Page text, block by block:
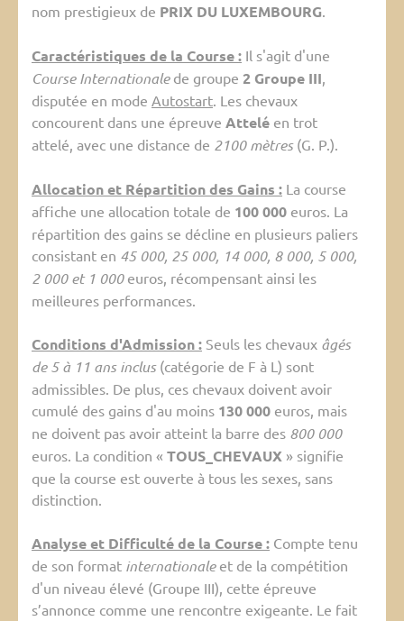
nom prestigieux de PRIX DU LUXEMBOURG.
Caractéristiques de la Course : Il s'agit d'une
Course Internationalede groupe 2 Groupe III,
disputée en mode Autostart. Les chevaux
concourent dans une épreuve Attelé en trot
attelé, avec une distance de 2100 mètres(G. P.).
Allocation et Répartition des Gains : La course
affiche une allocation totale de 100 000 euros. La
répartition des gains se décline en plusieurs paliers
consistant en 45 000, 25 000, 14 000, 8 000, 5 000,
2 000 et 1 000euros, récompensant ainsi les
meilleures performances.
Conditions d'Admission : Seuls les chevaux âgés
de 5 à 11 ans inclus(catégorie de F à L) sont
admissibles. De plus, ces chevaux doivent avoir
cumulé des gains d'au moins 130 000 euros, mais
ne doivent pas avoir atteint la barre des 800 000
euros. La condition « TOUS_CHEVAUX » signifie
que la course est ouverte à tous les sexes, sans
distinction.
Analyse et Difficulté de la Course : Compte tenu
de son format internationaleet de la compétition
d'un niveau élevé (Groupe III), cette épreuve
s’annonce comme une rencontre exigeante. Le fait